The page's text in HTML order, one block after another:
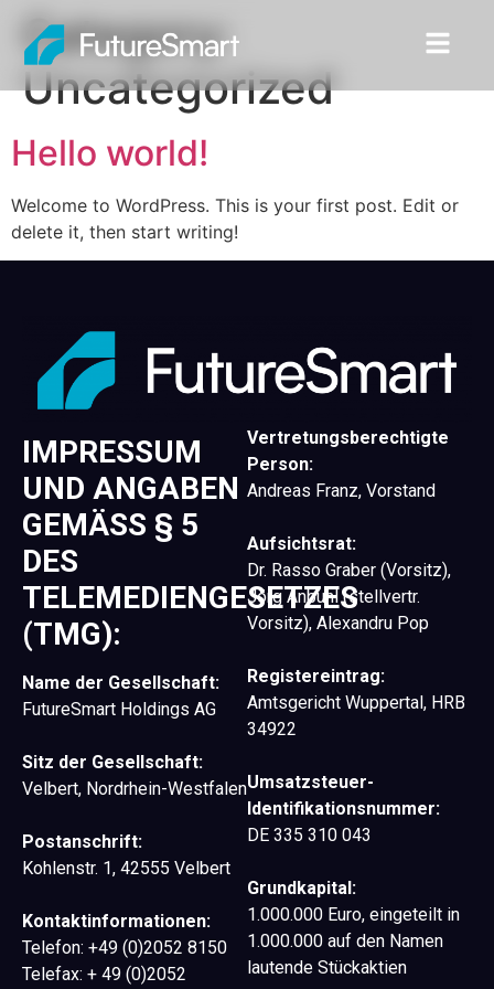
Category:
Uncategorized
Hello world!
Welcome to WordPress. This is your first post. Edit or
delete it, then start writing!
IMPRESSUM
UND ANGABEN
GEMÄSS § 5
DES
TELEMEDIENGESETZES
(TMG):
Name der Gesellschaft:
FutureSmart Holdings AG
Sitz der Gesellschaft:
Velbert, Nordrhein-Westfalen
Postanschrift:
Kohlenstr. 1, 42555 Velbert
Kontaktinformationen:
Telefon: +49 (0)2052 8150
Telefax: + 49 (0)2052
Vertretungsberechtigte
Person:
Andreas Franz, Vorstand
Aufsichtsrat:
Dr. Rasso Graber (Vorsitz),
Jörg Anbuhl (stellvertr.
Vorsitz), Alexandru Pop
Registereintrag:
Amtsgericht Wuppertal, HRB
34922
Umsatzsteuer-
Identifikationsnummer:
DE 335 310 043
Grundkapital:
1.000.000 Euro, eingeteilt in
1.000.000 auf den Namen
lautende Stückaktien